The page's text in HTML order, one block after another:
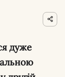
дуже